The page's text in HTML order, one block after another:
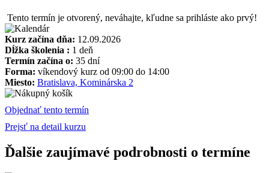
Tento termín je otvorený, neváhajte, kľudne sa prihláste ako prvý!
Kurz začína dňa: 12.09.2026
Dĺžka školenia : 1 deň
Termín začína o: 35 dní
Forma: víkendový kurz od 09:00 do 14:00
Miesto: Bratislava, Kominárska 2
Objednať tento termín
Prejsť na detail kurzu
Ďalšie zaujímavé podrobnosti o termíne